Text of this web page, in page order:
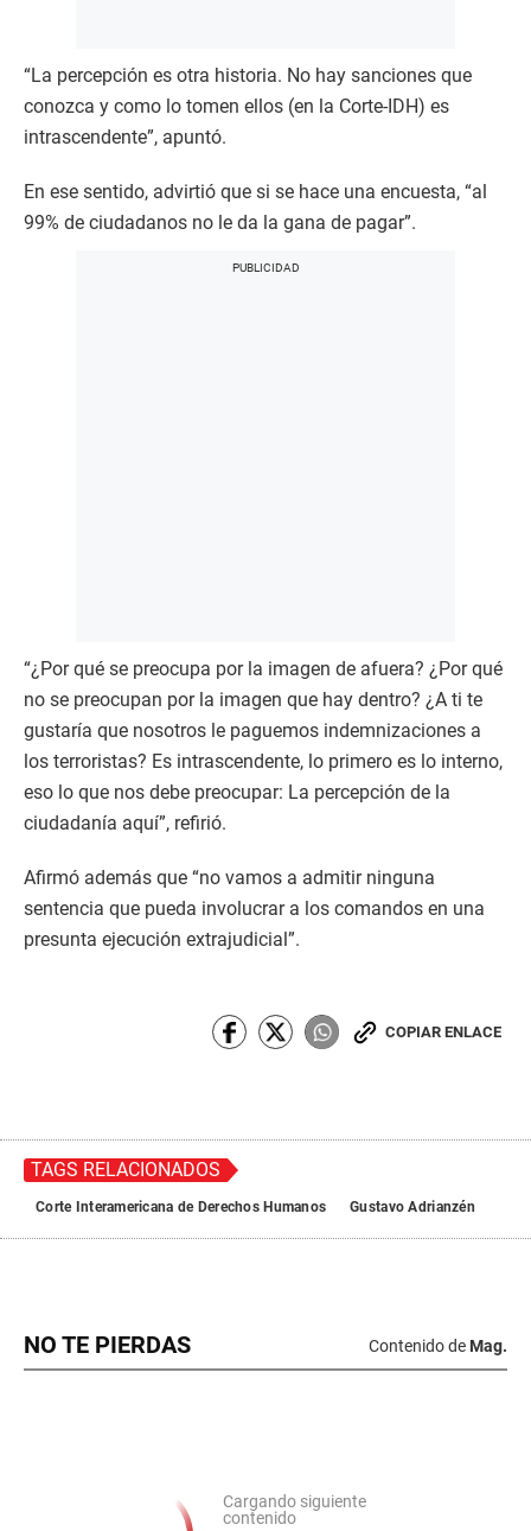
“La percepción es otra historia. No hay sanciones que
conozca y como lo tomen ellos (en la Corte-IDH) es
intrascendente”, apuntó.
En ese sentido, advirtió que si se hace una encuesta, “al
99% de ciudadanos no le da la gana de pagar”.
“¿Por qué se preocupa por la imagen de afuera? ¿Por qué
no se preocupan por la imagen que hay dentro? ¿A ti te
gustaría que nosotros le paguemos indemnizaciones a
los terroristas? Es intrascendente, lo primero es lo interno,
eso lo que nos debe preocupar: La percepción de la
ciudadanía aquí”, refirió.
Afirmó además que “no vamos a admitir ninguna
sentencia que pueda involucrar a los comandos en una
presunta ejecución extrajudicial”.
COPIAR ENLACE
TAGS RELACIONADOS
Corte Interamericana de Derechos Humanos Gustavo Adrianzén
NO TE PIERDAS Contenido de Mag.
Cargando siguiente
contenido